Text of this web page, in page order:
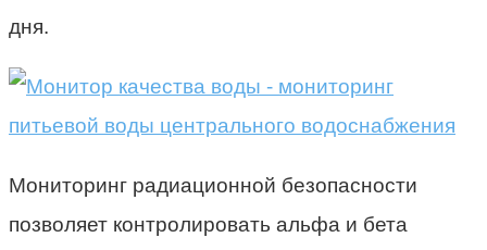
дня.
Мониторинг радиационной безопасности
позволяет контролировать альфа и бета